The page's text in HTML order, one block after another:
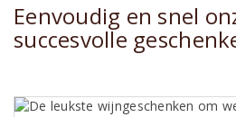
Eenvoudig en snel
succesvolle